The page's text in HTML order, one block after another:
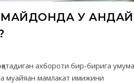
У ҚАНДАЙ
ахбороти бир-бирига
муайяан мамлакат имижини